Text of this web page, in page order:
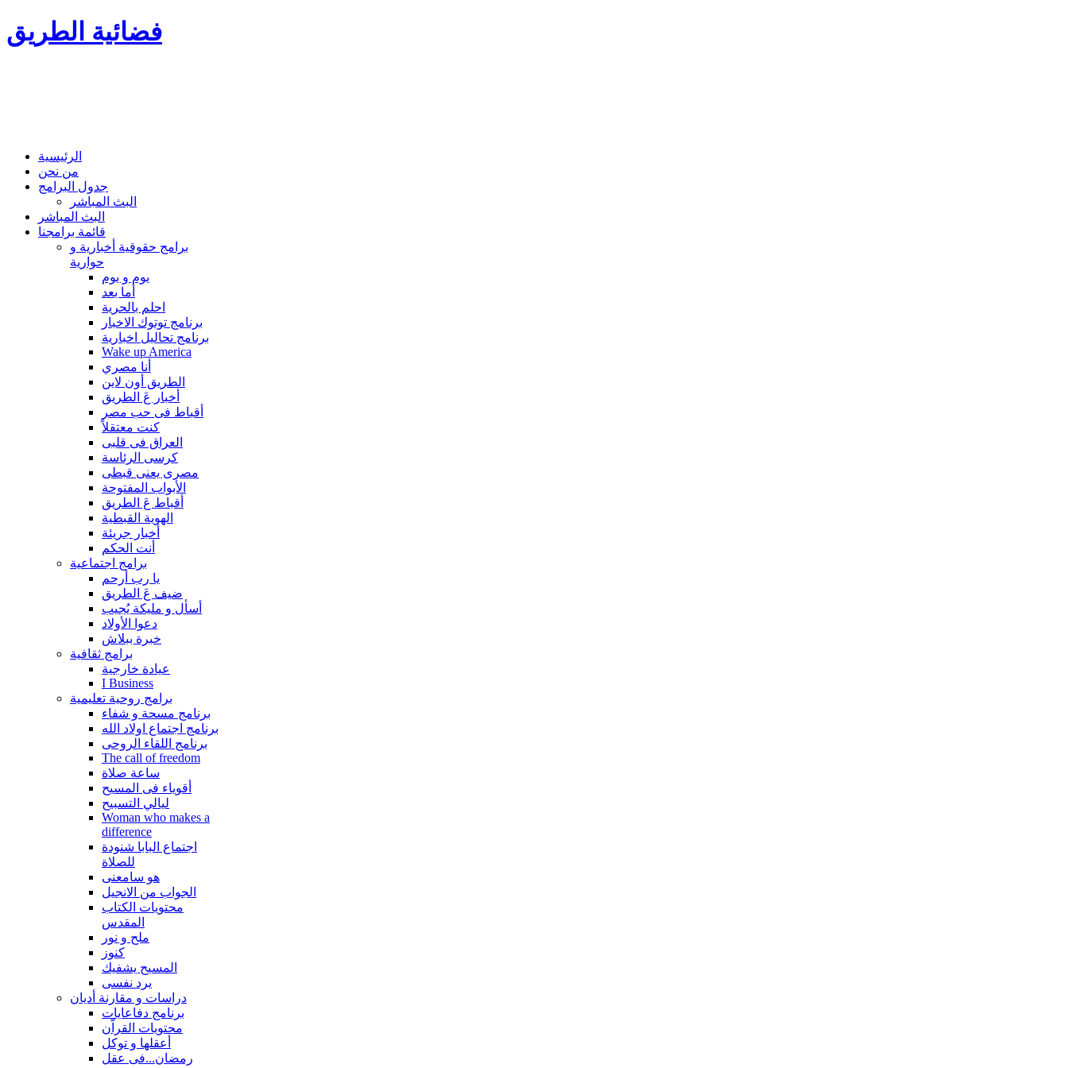
فضائية الطريق
الرئيسية
من نحن
جدول البرامج
البث المباشر
البث المباشر
قائمة برامجنا
برامج حقوقية أخبارية و
حوارية
يوم و يوم
أما بعد
احلم بالحرية
برنامج توتوك الاخبار
برنامج تحاليل اخبارية
Wake up America
أنا مصري
الطريق أون لاين
أخبار عَ الطريق
أقباط فى حب مصر
كنت معتقلاً
العراق فى قلبى
كرسى الرئاسة
مصرى يعنى قبطى
الأبواب المفتوحة
أقباط عَ الطريق
الهوية القبطية
أخبار جريئة
أنت الحكم
برامج اجتماعية
يا رب أرحم
ضيف عَ الطريق
أسأل و مليكة يُجيب
دعوا الأولاد
خبرة ببلاش
برامج ثقافية
عيادة خارجية
I Business
برامج روحية تعليمية
برنامج مسحة و شفاء
برنامج اجتماع اولاد الله
برنامج اللقاء الروحى
The call of freedom
ساعة صلاة
أقوياء فى المسيح
ليالي التسبيح
Woman who makes a
difference
اجتماع البابا شنودة
للصلاة
هو سامعنى
الجواب من الانجيل
محتويات الكتاب
المقدس
ملح و نور
كنوز
المسيح يشفيك
يرد نفسى
دراسات و مقارنة أديان
برنامج دفاعايات
محتويات القراّن
أعقلها و توكل
رمضان...فى عقل